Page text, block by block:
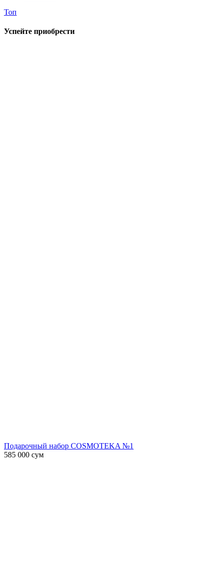
Топ
Успейте приобрести
Подарочный набор COSMOTEKA №1
585 000 сум